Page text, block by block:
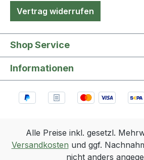
Vertrag widerrufen
Shop Service
Informationen
Alle Preise inkl. gesetzl.
Versandkosten und ggf.
nicht anders